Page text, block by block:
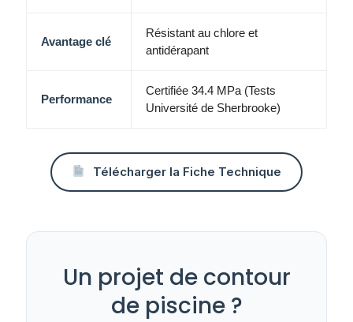
Avantage clé
Résistant au chlore et
antidérapant
Performance
Certifiée 34.4 MPa (Tests
Université de Sherbrooke)
Télécharger la Fiche Technique
Un projet de contour
de piscine ?